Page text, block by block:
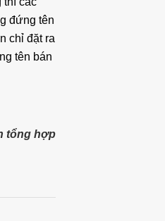
đứng tên
chỉ đặt ra
tên bán
tổng hợp